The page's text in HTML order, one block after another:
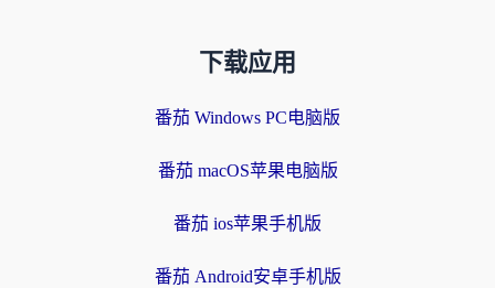
下载应用
番茄 Windows PC电脑版
番茄 macOS苹果电脑版
番茄 ios苹果手机版
番茄 Android安卓手机版